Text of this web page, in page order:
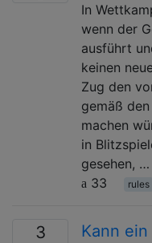
In
wenn der
ausführt
keinen
Zug den
gemäß
machen
in
gesehen, …
33
rules
3
Kann